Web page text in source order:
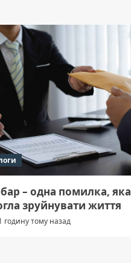
– одна помилка, яка
зруйнувати життя
годину тому назад